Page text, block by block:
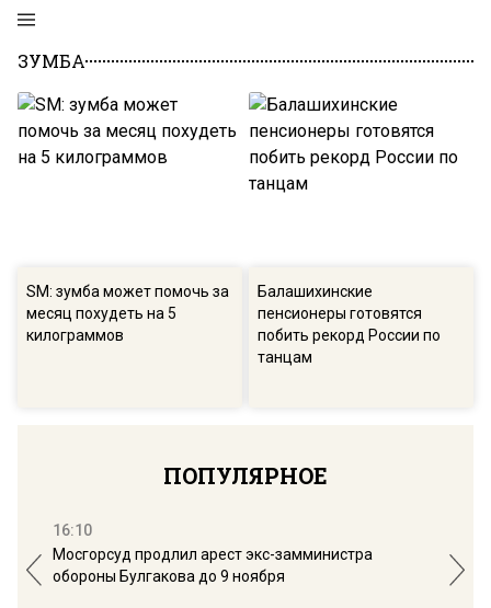
ЗУМБА
SM: зумба может помочь за
месяц похудеть на 5
килограммов
Балашихинские
пенсионеры готовятся
побить рекорд России по
танцам
ПОПУЛЯРНОЕ
16:10
Мосгорсуд продлил арест экс-замминистра
обороны Булгакова до 9 ноября